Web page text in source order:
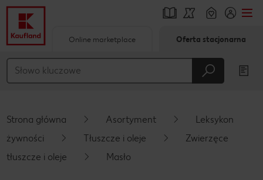
Główna treść
Pływający pasek boczny
Online marketplace Oferta stacjonarna
Strona główna Asortyment
Leksykon
żywności
Tłuszcze i oleje
Zwierzęce
tłuszcze i oleje
Masło